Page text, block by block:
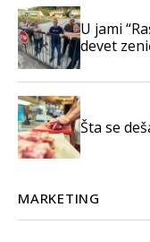
U jami
devet
Šta se
MARKETING